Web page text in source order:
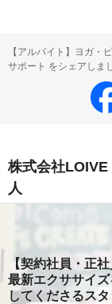
【アルバイト】ヨガ・
サポート をシェアしま
株式会社
人
【契約社員・正
最新エクササイ
してくださるスタ